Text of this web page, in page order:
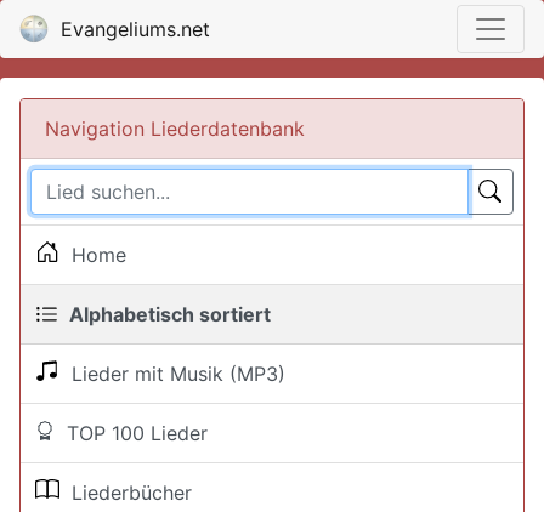
Evangeliums.net
Navigation Liederdatenbank
Home
Alphabetisch sortiert
Lieder mit Musik (MP3)
TOP 100 Lieder
Liederbücher